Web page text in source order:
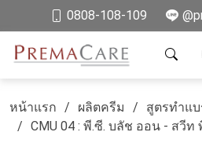
0808-108-109
หน้าแรก ผลิตครีม
สูตรทำแบ
CMU 04 : พี.ซี. บลัช ออน - สวีท